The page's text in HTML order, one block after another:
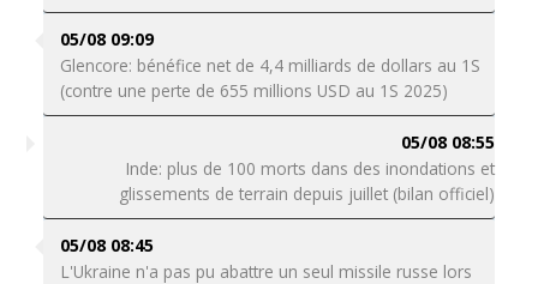
05/08 09:09
Glencore: bénéfice net de 4,4 milliards de dollars au 1S
(contre une perte de 655 millions USD au 1S 2025)
05/08 08:55
Inde: plus de 100 morts dans des inondations et
glissements de terrain depuis juillet (bilan officiel)
05/08 08:45
L'Ukraine n'a pas pu abattre un seul missile russe lors